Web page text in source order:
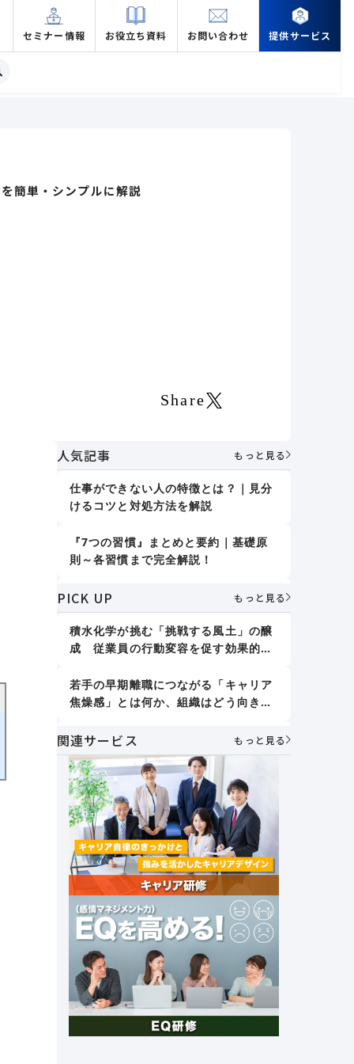
セミナー情報 お役立ち資料 お問い合わせ 提供サービス
簡単・シンプルに解説
Share
人気記事 もっと見る
仕事ができない人の特徴とは？｜見分
けるコツと対処方法を解説
『7つの習慣』まとめと要約｜基礎原
則～各習慣まで完全解説！
誤りを指摘しない｜デール・カーネギ
ー『人を動かす』
人格形成に影響する7つの要素｜「大
紹介
新人教育における効果的な仕事の教え
PICK UP もっと見る
積水化学が挑む「挑戦する風土」の醸
成 従業員の行動変容を促す効果的な
若手の早期離職につながる「キャリア
焦燥感」とは何か、組織はどう向き合
AIメンター×1on1で実現する次世代マ
ネジメント～「個性を活かし合う」組
織づくりの実践～
社員が自ら考え、動く力を育む。人財
マネジメント制度で実現する主体的な
キャリア形成とエンゲージメント向上
｜アフラック・伊藤氏
セルフキャリアドックとは？必要性や
メリット、具体的な導入手順や企業事
例を紹介
社外キャリア相談窓口の必要性と法人
&個人向けキャリア相談サービスを紹
介
これからの時代に 求められる組織の
あり方とは？～「管理統制」から「価
値共創」のマネジメントへ～
創業26年で売上高1兆円達成。未来の
成長を支える女性活躍とその挑戦｜オ
関連サービス もっと見る